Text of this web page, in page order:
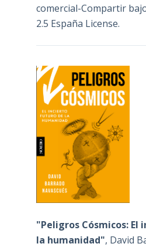
comercial-Compartir
2.5 España License.
"Peligros Cósmicos:
la humanidad", David